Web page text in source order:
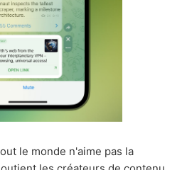
le monde n'aime pas la